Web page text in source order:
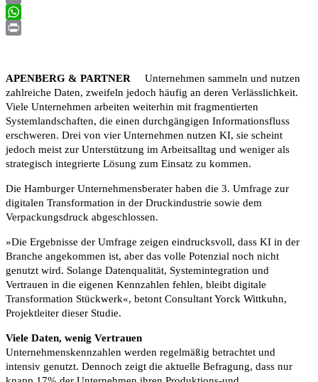
Email
WhatsApp
APENBERG & PARTNER Unternehmen sammeln und nutzen
zahlreiche Daten, zweifeln jedoch häufig an deren Verlässlichkeit.
Viele Unternehmen arbeiten weiterhin mit fragmentierten
Systemlandschaften, die einen durchgängigen Informationsfluss
erschweren. Drei von vier Unternehmen nutzen KI, sie scheint
jedoch meist zur Unterstützung im Arbeitsalltag und weniger als
strategisch integrierte Lösung zum Einsatz zu kommen.
Die Hamburger Unternehmensberater haben die 3. Umfrage zur
digitalen Transformation in der Druckindustrie sowie dem
Verpackungsdruck abgeschlossen.
»Die Ergebnisse der Umfrage zeigen eindrucksvoll, dass KI in der
Branche angekommen ist, aber das volle Potenzial noch nicht
genutzt wird. Solange Datenqualität, Systemintegration und
Vertrauen in die eigenen Kennzahlen fehlen, bleibt digitale
Transformation Stückwerk«, betont Consultant Yorck Wittkuhn,
Projektleiter dieser Studie.
Viele Daten, wenig Vertrauen
Unternehmenskennzahlen werden regelmäßig betrachtet und
intensiv genutzt. Dennoch zeigt die aktuelle Befragung, dass nur